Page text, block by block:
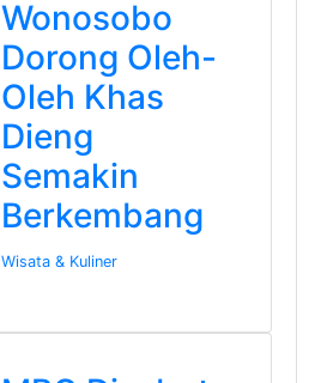
Wonosobo
Dorong Oleh-
Oleh Khas
Dieng
Semakin
Berkembang
Wisata & Kuliner